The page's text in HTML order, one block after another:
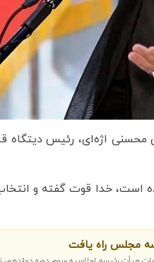
محسنی اژه‌ای، رئیس
است، خدا قوت گفته و
مجلس راه یافت